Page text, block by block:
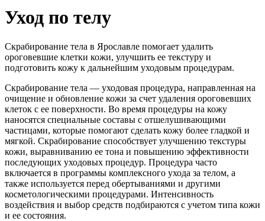
Skip
to
Уход по телу
Скрабирование тела в Ярославле помогает удалить
ороговевшие клетки кожи, улучшить ее текстуру и
подготовить кожу к дальнейшим уходовым процедурам.
Скрабирование тела — уходовая процедура, направленная на
очищение и обновление кожи за счет удаления ороговевших
клеток с ее поверхности. Во время процедуры на кожу
наносятся специальные составы с отшелушивающими
частицами, которые помогают сделать кожу более гладкой и
мягкой. Скрабирование способствует улучшению текстуры
кожи, выравниванию ее тона и повышению эффективности
последующих уходовых процедур. Процедура часто
включается в программы комплексного ухода за телом, а
также используется перед обертываниями и другими
косметологическими процедурами. Интенсивность
воздействия и выбор средств подбираются с учетом типа кожи
и ее состояния.